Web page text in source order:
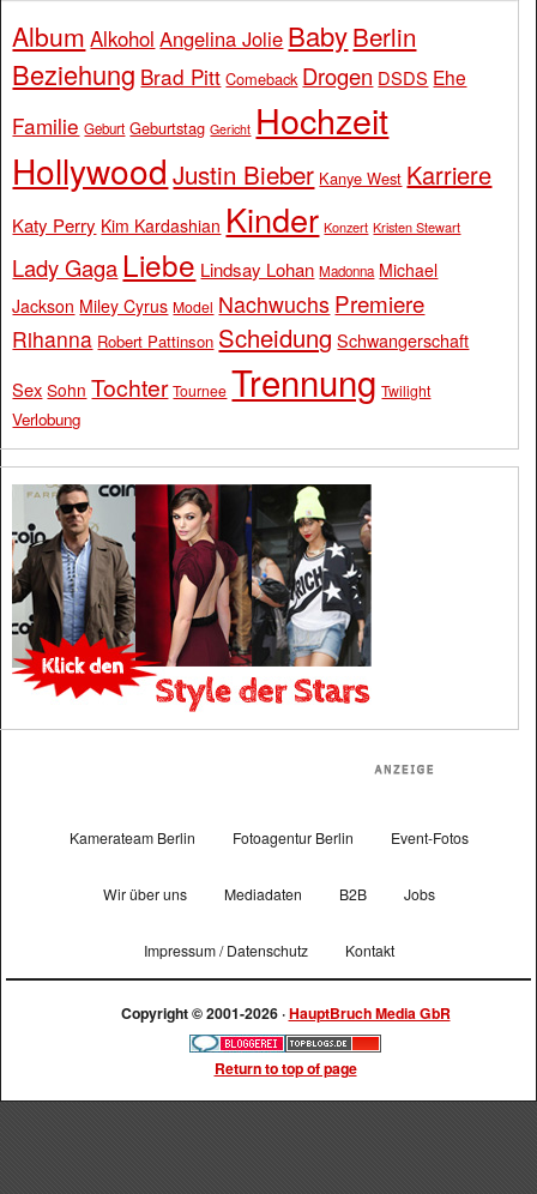
Album Alkohol Angelina Jolie BabyBerlin
Beziehung Brad Pitt Comeback Drogen DSDS Ehe
Familie Geburt Geburtstag Gericht Hochzeit
Hollywood Justin Bieber Kanye West Karriere
Katy Perry Kim Kardashian Kinder Konzert Kristen Stewart
Lady Gaga Liebe Lindsay Lohan Madonna Michael
Jackson Miley Cyrus Model Nachwuchs Premiere
Rihanna Robert Pattinson Scheidung Schwangerschaft
Sex Sohn Tochter Tournee Trennung Twilight
Verlobung
Kamerateam Berlin Fotoagentur Berlin Event-Fotos
Wir über uns Mediadaten B2B Jobs
Impressum / Datenschutz Kontakt
Copyright © 2001-2026 ·HauptBruch Media GbR
Return to top of page